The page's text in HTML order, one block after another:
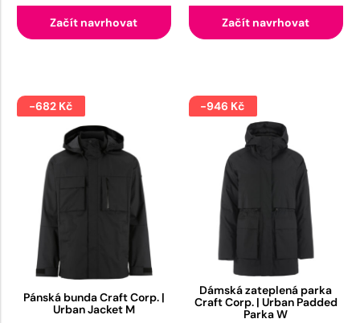
Začít navrhovat Začít navrhovat
-682 Kč
Pánská bunda Craft Corp. |
Urban Jacket M
-946 Kč
Dámská zateplená parka
Craft Corp. | Urban Padded
Parka W